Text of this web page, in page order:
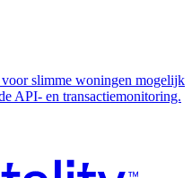
slimme woningen mogelijk
API- en transactiemonitoring.